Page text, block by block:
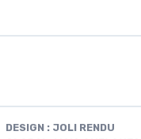
DESIGN : JOLI RENDU